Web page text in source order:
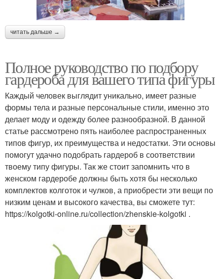
читать дальше →
Полное руководство по подбору
гардероба для вашего типа фигуры
Каждый человек выглядит уникально, имеет разные
формы тела и разные персональные стили, именно это
делает моду и одежду более разнообразной. В данной
статье рассмотрено пять наиболее распространенных
типов фигур, их преимущества и недостатки. Эти основы
помогут удачно подобрать гардероб в соответствии
твоему типу фигуры. Так же стоит запомнить что в
женском гардеробе должны быть хотя бы несколько
комплектов колготок и чулков, а приобрести эти вещи по
низким ценам и высокого качества, вы сможете тут:
https://kolgotki-online.ru/collection/zhenskie-kolgotki .